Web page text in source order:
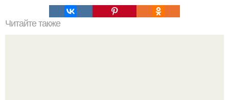
Читайте также